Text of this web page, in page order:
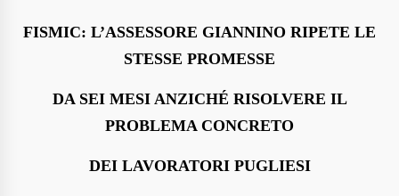
FISMIC: L’ASSESSORE GIANNINO RIPETE LE
STESSE PROMESSE
DA SEI MESI ANZICHÉ RISOLVERE IL
PROBLEMA CONCRETO
DEI LAVORATORI PUGLIESI